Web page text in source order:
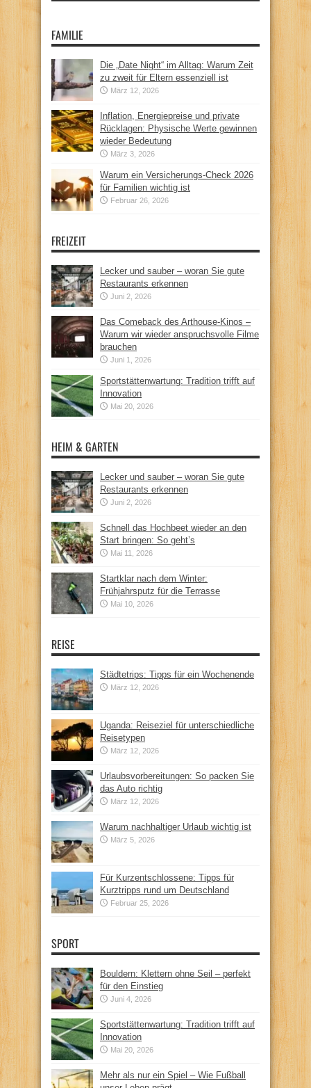
FAMILIE
Die „Date Night“ im Alltag: Warum Zeit
zu zweit für Eltern essenziell ist
März 12, 2026
Inflation, Energiepreise und private
Rücklagen: Physische Werte gewinnen
wieder Bedeutung
März 3, 2026
Warum ein Versicherungs-Check 2026
für Familien wichtig ist
Februar 26, 2026
FREIZEIT
Lecker und sauber – woran Sie gute
Restaurants erkennen
Juni 2, 2026
Das Comeback des Arthouse-Kinos –
Warum wir wieder anspruchsvolle Filme
brauchen
Juni 1, 2026
Sportstättenwartung: Tradition trifft auf
Innovation
Mai 20, 2026
HEIM & GARTEN
Lecker und sauber – woran Sie gute
Restaurants erkennen
Juni 2, 2026
Schnell das Hochbeet wieder an den
Start bringen: So geht’s
Mai 11, 2026
Startklar nach dem Winter:
Frühjahrsputz für die Terrasse
Mai 10, 2026
REISE
Städtetrips: Tipps für ein Wochenende
März 12, 2026
Uganda: Reiseziel für unterschiedliche
Reisetypen
März 12, 2026
Urlaubsvorbereitungen: So packen Sie
das Auto richtig
März 12, 2026
Warum nachhaltiger Urlaub wichtig ist
März 5, 2026
Für Kurzentschlossene: Tipps für
Kurztripps rund um Deutschland
Februar 25, 2026
SPORT
Bouldern: Klettern ohne Seil – perfekt
für den Einstieg
Juni 4, 2026
Sportstättenwartung: Tradition trifft auf
Innovation
Mai 20, 2026
Mehr als nur ein Spiel – Wie Fußball